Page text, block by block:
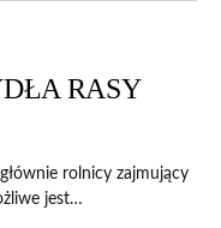
RASY
rolnicy zajmujący
jest…